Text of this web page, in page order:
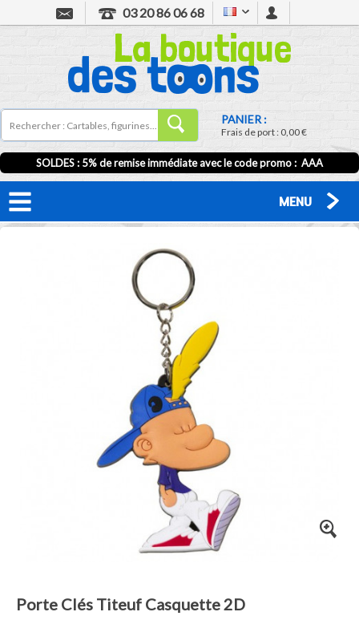
03 20 86 06 68
PANIER :
Frais de port :0,00 €
SOLDES : 5% de remise immédiate avec le code promo : AAA
MENU
Porte Clés Titeuf Casquette 2D